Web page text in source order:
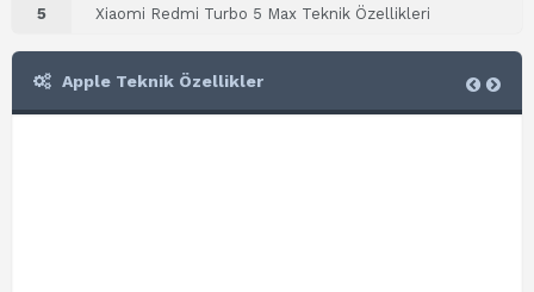
5 Xiaomi Redmi Turbo 5 Max Teknik Özellikleri
Apple Teknik Özellikler